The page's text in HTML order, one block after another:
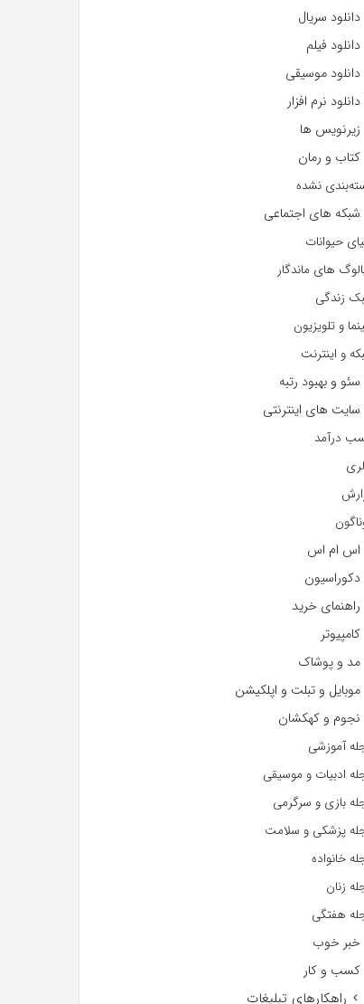
دانلود سریال
دانلود فیلم
دانلود موسیقی
دانلود نرم افزار
زیرنویس ها
کتاب و رمان
نشده
شبکه های اجتماعی
حیوانات
های ماندگار
زندگی
و تلویزیون
و اینترنت
سئو و بهبود رتبه
سایت های اینترنتی
درآمد
اس ام اس
دکوراسیون
راهنمای خرید
کامپیوتر
مد و پوشاک
موبایل و تبلت و اپلکیشن
نجوم و کهکشان
آموزشی
ادبیات و موسیقی
بازی و سرگرمی
پزشکی و سلامت
خانواده
زنان
هفتگی
خبر خوب
کسب و کار
راهکارهای تبلیغات